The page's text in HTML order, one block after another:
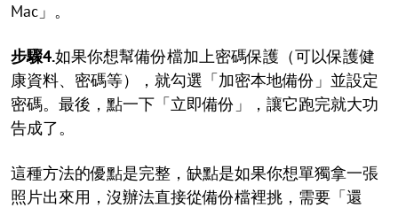
Mac」。
步驟4.如果你想幫備份檔加上密碼保護（可以保護健
康資料、密碼等），就勾選「加密本地備份」並設定
密碼。最後，點一下「立即備份」，讓它跑完就大功
告成了。
這種方法的優點是完整，缺點是如果你想單獨拿一張
照片出來用，沒辦法直接從備份檔裡挑，需要「還